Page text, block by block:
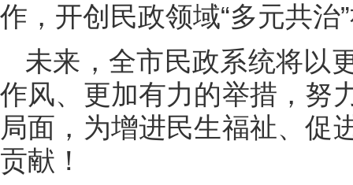
作，开创民政领域“多元共治
未来，全市民政系统将以
作风、更加有力的举措，努
局面，为增进民生福祉、促
贡献！